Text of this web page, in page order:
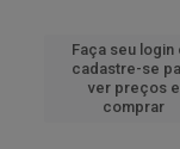
Faça seu login
cadastre-se
ver preços e
comprar